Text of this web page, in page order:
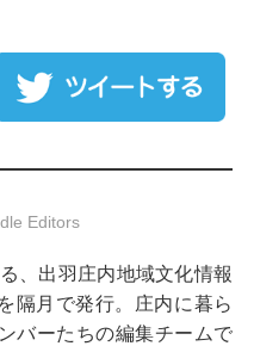
Editors
、出羽庄内地域文化情報
隔月で発行。庄内に暮ら
バーたちの編集チームで